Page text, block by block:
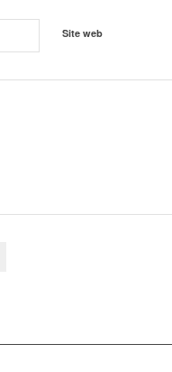
Site web